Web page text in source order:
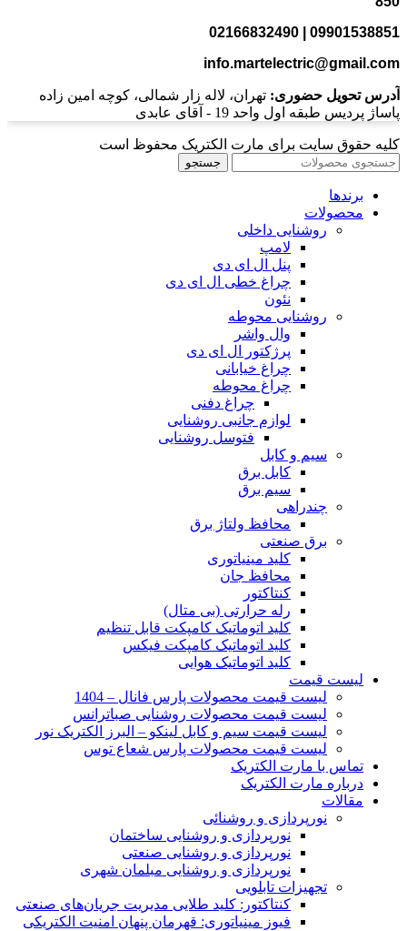
02166832490 | 09901538851
info.martelectric@gmail.com
آدرس تحویل حضوری: تهران، لاله زار شمالی، کوچه امین زاده
پاساژ پردیس طبقه اول واحد 19 - آقای عابدی
کلیه حقوق سایت برای مارت الکتریک محفوظ است
جستجو
برندها
محصولات
روشنایی داخلی
لامپ
پنل ال ای دی
چراغ خطی ال ای دی
نئون
روشنایی محوطه
وال واشر
پرژکتور ال ای دی
چراغ خیابانی
چراغ محوطه
چراغ دفنی
لوازم جانبی روشنایی
فتوسل روشنایی
سیم و کابل
کابل برق
سیم برق
چندراهی
محافظ ولتاژ برق
برق صنعتی
کلید مینیاتوری
محافظ جان
کنتاکتور
رله حرارتی (بی متال)
کلید اتوماتیک کامپکت قابل تنظیم
کلید اتوماتیک کامپکت فیکس
کلید اتوماتیک هوایی
لیست قیمت
لیست قیمت محصولات پارس فانال – 1404
لیست قیمت محصولات روشنایی صباترانس
لیست قیمت سیم و کابل لینکو – البرز الکتریک نور
لیست قیمت محصولات پارس شعاع توس
تماس با مارت الکتریک
درباره مارت الکتریک
مقالات
نورپردازی و روشنائی
نورپردازی و روشنایی ساختمان
نورپردازی و روشنایی صنعتی
نورپردازی و روشنایی مبلمان شهری
تجهیزات تابلویی
کنتاکتور: کلید طلایی مدیریت جریان‌های صنعتی
فیوز مینیاتوری: قهرمان پنهان امنیت الکتریکی